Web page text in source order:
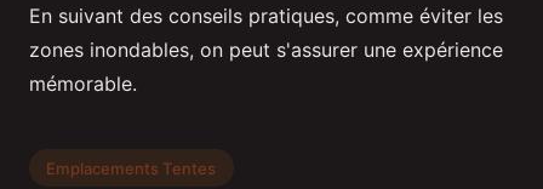
En suivant des conseils pratiques, comme éviter les
zones inondables, on peut s'assurer une expérience
mémorable.
Emplacements Tentes